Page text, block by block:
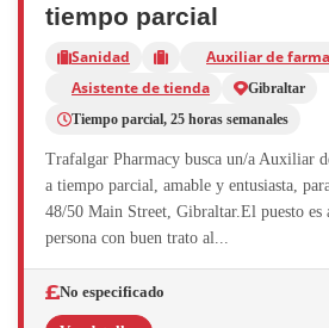
tiempo parcial
Sanidad
Auxiliar de
Asistente de tienda
Gibraltar
Tiempo parcial, 25 horas semanales
Trafalgar Pharmacy busca un/a Auxiliar
a tiempo parcial, amable y entusiasta,
48/50 Main Street, Gibraltar.El puesto es
persona con buen trato al...
No especificado